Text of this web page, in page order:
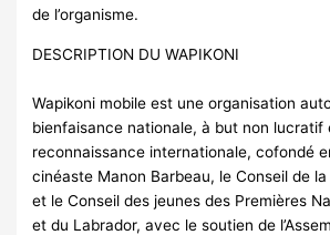
de l’organisme.
DESCRIPTION DU WAPIKONI
Wapikoni mobile est une organisation
bienfaisance nationale, à but non lucratif
reconnaissance internationale, cofondé
cinéaste Manon Barbeau, le Conseil de
et le Conseil des jeunes des Premières
et du Labrador, avec le soutien de